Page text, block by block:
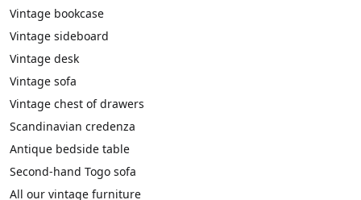
Vintage bookcase
Vintage sideboard
Vintage desk
Vintage sofa
Vintage chest of drawers
Scandinavian credenza
Antique bedside table
Second-hand Togo sofa
All our vintage furniture